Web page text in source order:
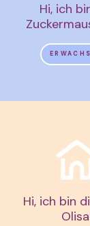
Hi, ich
Hi, ich bin